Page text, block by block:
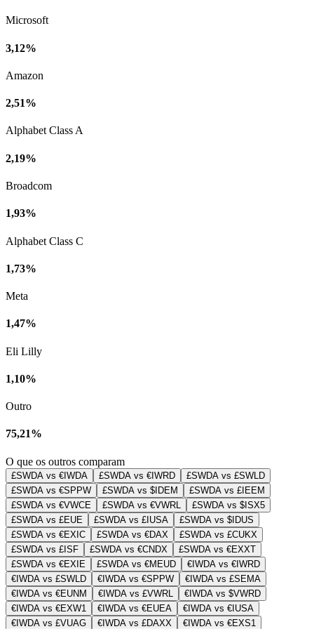
Microsoft
3,12%
Amazon
2,51%
Alphabet Class A
2,19%
Broadcom
1,93%
Alphabet Class C
1,73%
Meta
1,47%
Eli Lilly
1,10%
Outro
75,21%
O que os outros comparam
£SWDA vs €IWDA £SWDA vs €IWRD
£SWDA vs £SWLD
£SWDA vs €SPPW
£SWDA vs $IDEM
£SWDA vs £IEEM
£SWDA vs €VWCE
£SWDA vs €VWRL
£SWDA vs $ISX5
£SWDA vs £EUE
£SWDA vs £IUSA
£SWDA vs $IDUS
£SWDA vs €EXIC
£SWDA vs €DAX
£SWDA vs £CUKX
£SWDA vs £ISF
£SWDA vs €CNDX
£SWDA vs €EXXT
£SWDA vs €EXIE
£SWDA vs €MEUD
€IWDA vs €IWRD
€IWDA vs £SWLD
€IWDA vs €SPPW
€IWDA vs £SEMA
€IWDA vs €EUNM
€IWDA vs £VWRL
€IWDA vs $VWRD
€IWDA vs €EXW1
€IWDA vs €EUEA
€IWDA vs €IUSA
€IWDA vs £VUAG
€IWDA vs £DAXX
€IWDA vs €EXS1